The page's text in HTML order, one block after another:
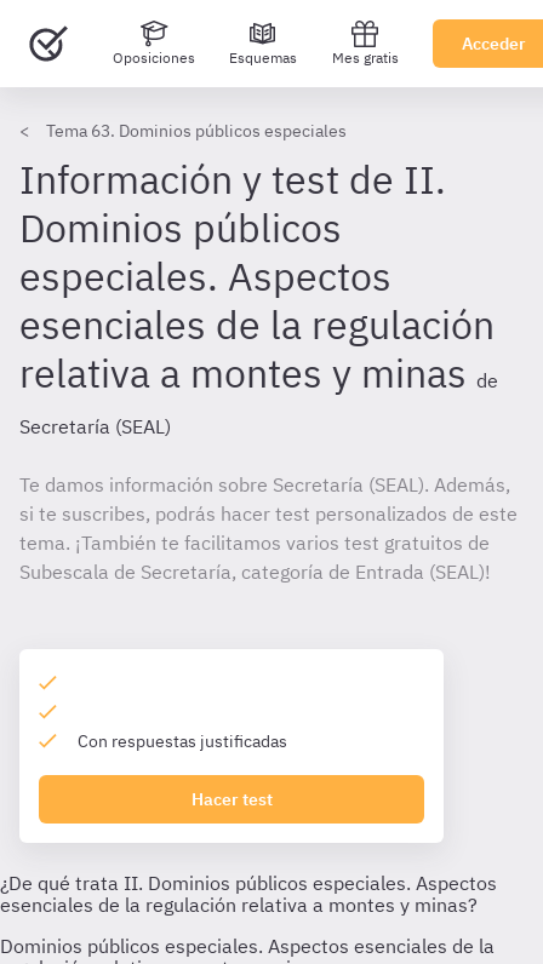
Oposiciones Esquemas Mes gratis
Acceder
Tema 63. Dominios públicos especiales
Información y test de II.
Dominios públicos
especiales. Aspectos
esenciales de la regulación
relativa a montes y minas de
Secretaría (SEAL)
Te damos información sobre Secretaría (SEAL). Además,
si te suscribes, podrás hacer test personalizados de este
tema. ¡También te facilitamos varios test gratuitos de
Subescala de Secretaría, categoría de Entrada (SEAL)!
Con respuestas justificadas
Hacer test